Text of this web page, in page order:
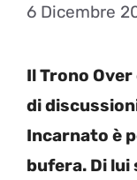
6 Dicembre
Il Trono
di
Incarnato è
bufera. Di lui